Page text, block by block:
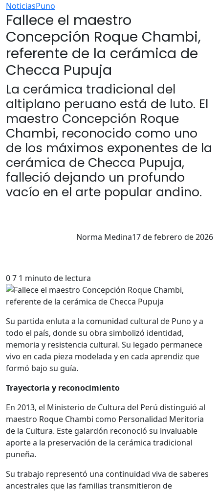
NoticiasPuno
Fallece el maestro
Concepción Roque Chambi,
referente de la cerámica de
Checca Pupuja
La cerámica tradicional del
altiplano peruano está de luto. El
maestro Concepción Roque
Chambi, reconocido como uno
de los máximos exponentes de la
cerámica de Checca Pupuja,
falleció dejando un profundo
vacío en el arte popular andino.
Norma Medina17 de febrero de 2026
07 1 minuto de lectura
Su partida enluta a la comunidad cultural de Puno y a
todo el país, donde su obra simbolizó identidad,
memoria y resistencia cultural. Su legado permanece
vivo en cada pieza modelada y en cada aprendiz que
formó bajo su guía.
Trayectoria y reconocimiento
En 2013, el Ministerio de Cultura del Perú distinguió al
maestro Roque Chambi como Personalidad Meritoria
de la Cultura. Este galardón reconoció su invaluable
aporte a la preservación de la cerámica tradicional
puneña.
Su trabajo representó una continuidad viva de saberes
ancestrales que las familias transmitieron de